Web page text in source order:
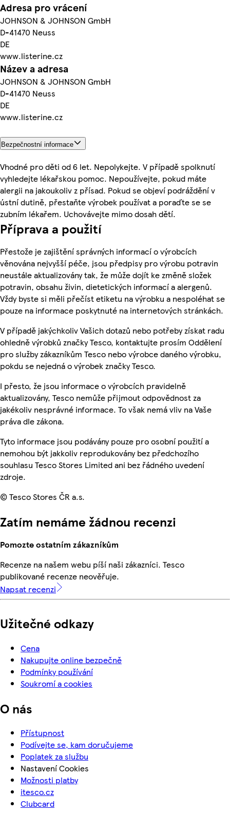
Adresa pro vrácení
JOHNSON & JOHNSON GmbH
D-41470 Neuss
DE
www.listerine.cz
Název a adresa
JOHNSON & JOHNSON GmbH
D-41470 Neuss
DE
www.listerine.cz
Bezpečnostní informace
Vhodné pro děti od 6 let. Nepolykejte. V případě spolknutí
vyhledejte lékařskou pomoc. Nepoužívejte, pokud máte
alergii na jakoukoliv z přísad. Pokud se objeví podráždění v
ústní dutině, přestaňte výrobek používat a poraďte se se
zubním lékařem. Uchovávejte mimo dosah dětí.
Příprava a použití
Přestože je zajištění správných informací o výrobcích
věnována nejvyšší péče, jsou předpisy pro výrobu potravin
neustále aktualizovány tak, že může dojít ke změně složek
potravin, obsahu živin, dietetických informací a alergenů.
Vždy byste si měli přečíst etiketu na výrobku a nespoléhat se
pouze na informace poskytnuté na internetových stránkách.
V případě jakýchkoliv Vašich dotazů nebo potřeby získat radu
ohledně výrobků značky Tesco, kontaktujte prosím Oddělení
pro služby zákazníkům Tesco nebo výrobce daného výrobku,
pokdu se nejedná o výrobek značky Tesco.
I přesto, že jsou informace o výrobcích pravidelně
aktualizovány, Tesco nemůže přijmout odpovědnost za
jakékoliv nesprávné informace. To však nemá vliv na Vaše
práva dle zákona.
Tyto informace jsou podávány pouze pro osobní použití a
nemohou být jakkoliv reprodukovány bez předchozího
souhlasu Tesco Stores Limited ani bez řádného uvedení
zdroje.
© Tesco Stores ČR a.s.
Zatím nemáme žádnou recenzi
Pomozte ostatním zákazníkům
Recenze na našem webu píší naši zákazníci. Tesco
publikované recenze neověřuje.
Napsat recenzi
Užitečné odkazy
Cena
Nakupujte online bezpečně
Podmínky používání
Soukromí a cookies
O nás
Přístupnost
Podívejte se, kam doručujeme
Poplatek za službu
Nastavení Cookies
Možnosti platby
itesco.cz
Clubcard